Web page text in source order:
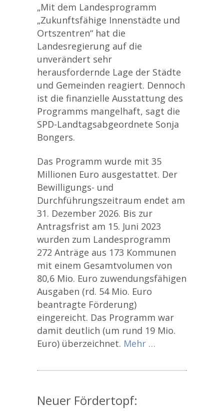
„Mit dem Landesprogramm
„Zukunftsfähige Innenstädte und
Ortszentren“ hat die
Landesregierung auf die
unverändert sehr
herausfordernde Lage der Städte
und Gemeinden reagiert. Dennoch
ist die finanzielle Ausstattung des
Programms mangelhaft, sagt die
SPD-Landtagsabgeordnete Sonja
Bongers.
Das Programm wurde mit 35
Millionen Euro ausgestattet. Der
Bewilligungs- und
Durchführungszeitraum endet am
31. Dezember 2026. Bis zur
Antragsfrist am 15. Juni 2023
wurden zum Landesprogramm
272 Anträge aus 173 Kommunen
mit einem Gesamtvolumen von
80,6 Mio. Euro zuwendungsfähigen
Ausgaben (rd. 54 Mio. Euro
beantragte Förderung)
eingereicht. Das Programm war
damit deutlich (um rund 19 Mio.
Euro) überzeichnet. Mehr …
Neuer Fördertopf: